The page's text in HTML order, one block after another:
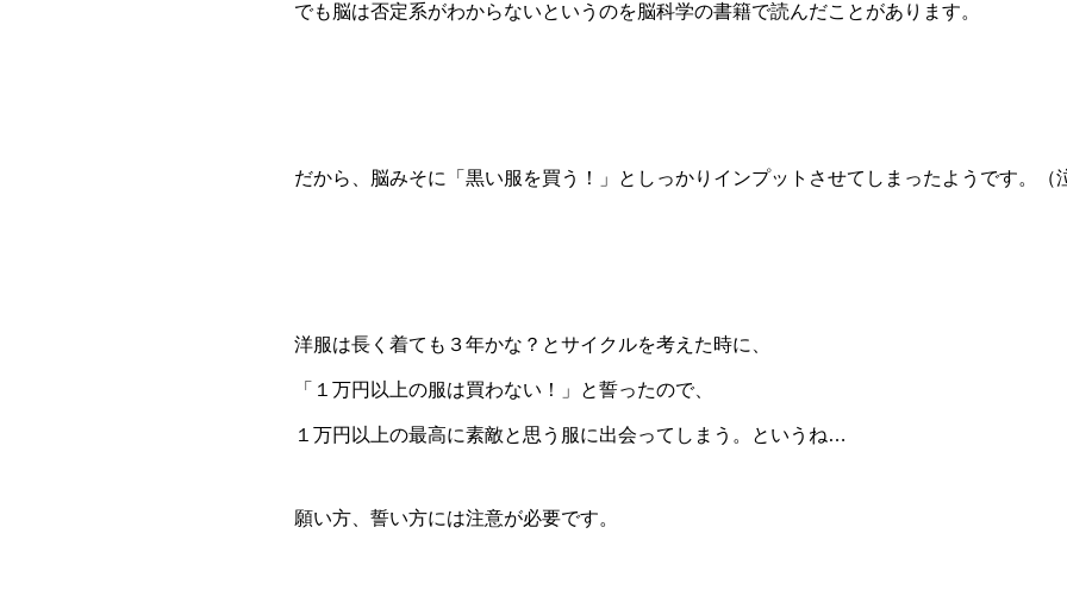
でも脳は否定系がわからないというのを脳科学の書籍で読んだことがあります。
だから、脳みそに「黒い服を買う！」としっかりインプットさせてしまったようです。（
洋服は長く着ても３年かな？とサイクルを考えた時に、
「１万円以上の服は買わない！」と誓ったので、
１万円以上の最高に素敵と思う服に出会ってしまう。というね…
願い方、誓い方には注意が必要です。